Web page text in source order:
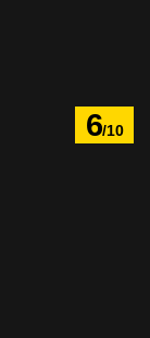
6/10